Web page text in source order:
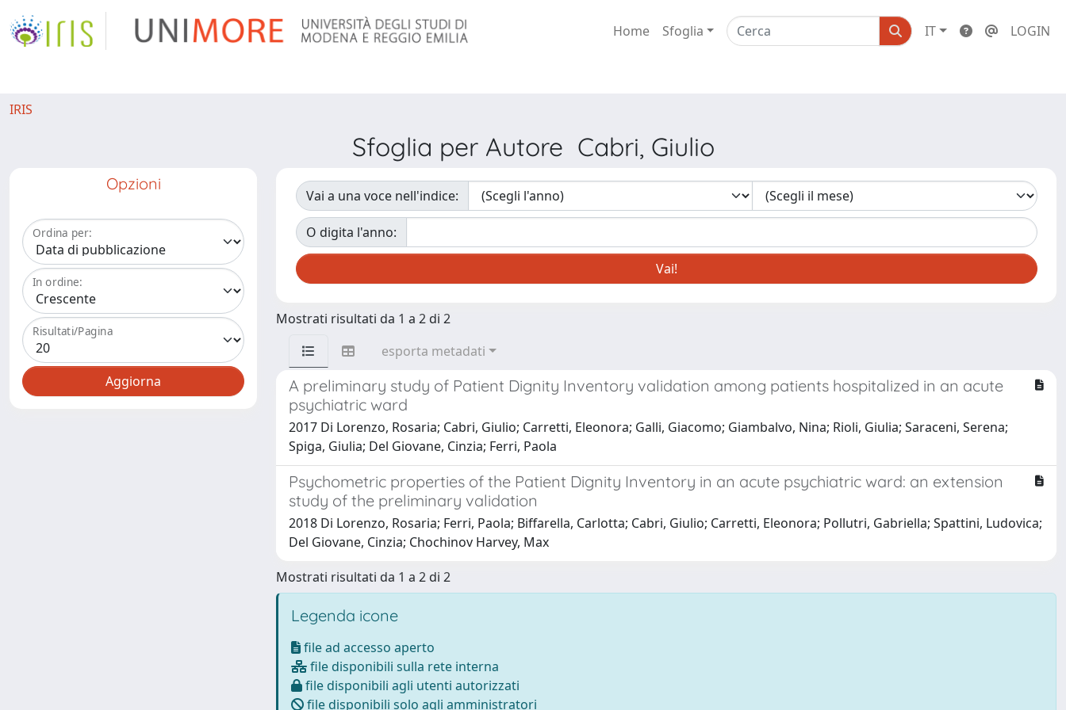
Home Sfoglia IT LOGIN
IRIS
Sfoglia per Autore Cabri, Giulio
Opzioni
Ordina per:
In ordine:
Risultati/Pagina
Vai a una voce nell'indice:
O digita l'anno:
Mostrati risultati da 1 a 2 di 2
esporta metadati
A preliminary study of Patient Dignity Inventory validation among patients hospitalized in an acute
psychiatric ward
2017 Di Lorenzo, Rosaria; Cabri, Giulio; Carretti, Eleonora; Galli, Giacomo; Giambalvo, Nina; Rioli, Giulia; Saraceni, Serena;
Spiga, Giulia; Del Giovane, Cinzia; Ferri, Paola
Psychometric properties of the Patient Dignity Inventory in an acute psychiatric ward: an extension
study of the preliminary validation
2018 Di Lorenzo, Rosaria; Ferri, Paola; Biffarella, Carlotta; Cabri, Giulio; Carretti, Eleonora; Pollutri, Gabriella; Spattini, Ludovica;
Del Giovane, Cinzia; Chochinov Harvey, Max
Mostrati risultati da 1 a 2 di 2
Legenda icone
file ad accesso aperto
file disponibili sulla rete interna
file disponibili agli utenti autorizzati
file disponibili solo agli amministratori